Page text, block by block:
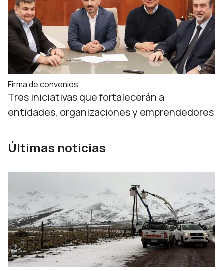
Firma de convenios
Tres iniciativas que fortalecerán a
entidades, organizaciones y emprendedores
Últimas noticias